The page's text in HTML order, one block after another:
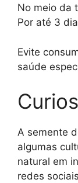
No meio da
Por até 3
Evite
saúde
A semente
algumas
natural em
redes